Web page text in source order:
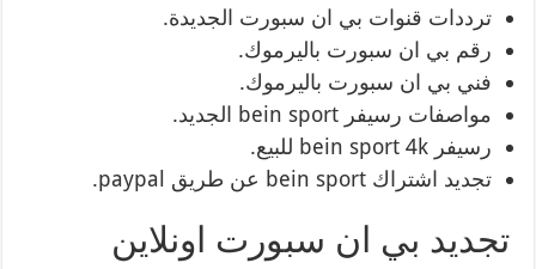
ترددات قنوات بي ان سبورت الجديدة.
رقم بي ان سبورت باليرموك.
فني بي ان سبورت باليرموك.
مواصفات رسيفر bein sport الجديد.
رسيفر bein sport 4k للبيع.
تجديد اشتراك bein sport عن طريق paypal.
تجديد بي ان سبورت اونلاين